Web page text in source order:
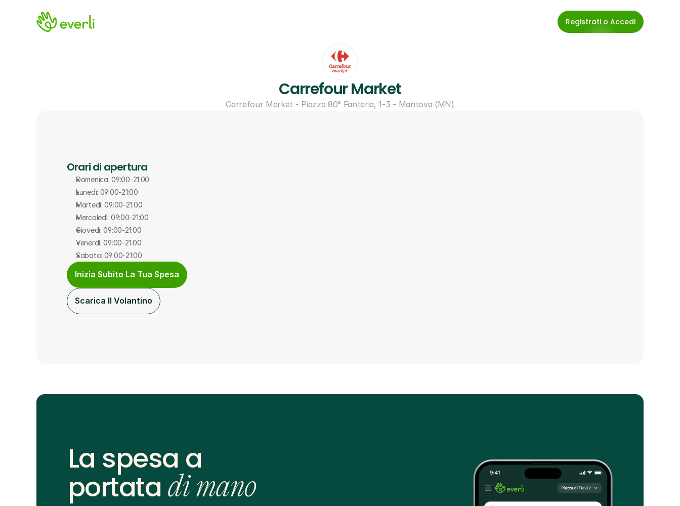
Registrati o Accedi
Carrefour Market
Carrefour Market - Piazza 80° Fanteria, 1-3 - Mantova (MN)
Orari di apertura
Domenica: 09:00-21:00
Lunedì: 09:00-21:00
Martedì: 09:00-21:00
Mercoledì: 09:00-21:00
Giovedì: 09:00-21:00
Venerdì: 09:00-21:00
Sabato: 09:00-21:00
Inizia Subito La Tua Spesa
Scarica Il Volantino
La spesa a
portata di mano